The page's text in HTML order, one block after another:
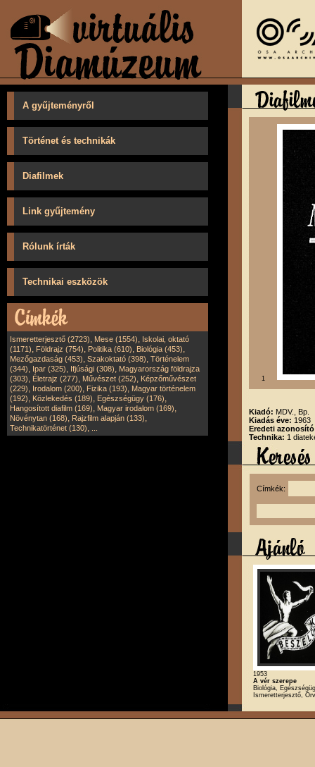
A gyűjteményről
Történet és technikák
Diafilmek
Link gyűjtemény
Rólunk írták
Technikai eszközök
Ismeretterjesztő (2723), Mese (1554), Iskolai, oktató
(1171), Földrajz (754), Politika (610), Biológia (453),
Mezőgazdaság (453), Szakoktató (398), Történelem
(344), Ipar (325), Ifjúsági (308), Magyarország földrajza
(303), Életrajz (277), Művészet (252), Képzőművészet
(229), Irodalom (200), Fizika (193), Magyar történelem
(192), Közlekedés (189), Egészségügy (176),
Hangosított diafilm (169), Magyar irodalom (169),
Növénytan (168), Rajzfilm alapján (133),
Technikatörténet (130),
1
Kiadó: MDV., Bp.
Kiadás éve: 1963
Eredeti
Technika: 1
Címkék:
1953
A vér szerepe
Biológia,
Ismeretterjesztő,